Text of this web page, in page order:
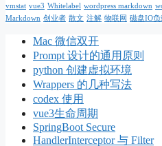
vmstat vue3 Whitelabel wordpress markdown
Markdown 创业者 散文 注解 物联网 磁盘IO负
Mac 微信双开
Prompt 设计的通用原则
python 创建虚拟环境
Wrappers 的几种写法
codex 使用
vue3生命周期
SpringBoot Secure
HandlerInterceptor 与 Filter